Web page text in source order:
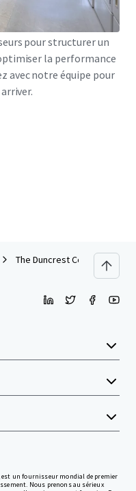
pour structurer un
la performance
avec notre équipe pour
The Duncrest Court and
est un fournisseur mondial de premier
Nous prenons au sérieux